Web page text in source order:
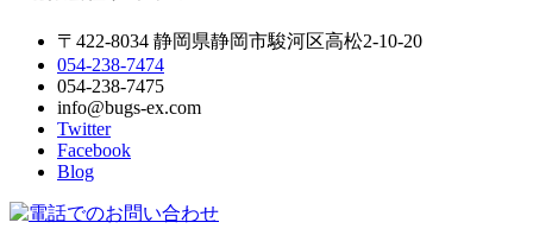
〒422-8034 静岡県静岡市駿河区高松2-10-20
054-238-7474
054-238-7475
info@bugs-ex.com
Twitter
Facebook
Blog